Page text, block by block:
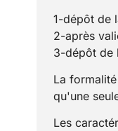
1-dépôt de
2-après
3-dépôt de
La
qu'une
Les